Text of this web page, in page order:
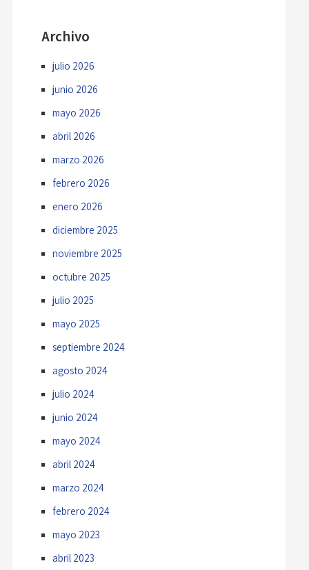
Archivo
julio 2026
junio 2026
mayo 2026
abril 2026
marzo 2026
febrero 2026
enero 2026
diciembre 2025
noviembre 2025
octubre 2025
julio 2025
mayo 2025
septiembre 2024
agosto 2024
julio 2024
junio 2024
mayo 2024
abril 2024
marzo 2024
febrero 2024
mayo 2023
abril 2023